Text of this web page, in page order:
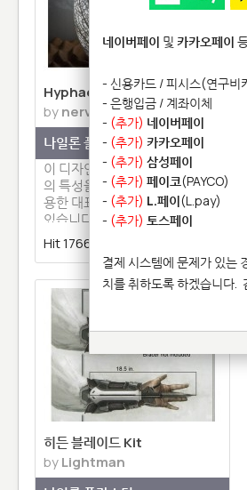
Hyphae 램프
bynervoussystem
나일론 플라스틱
이 디자인제품은 플라스틱(PA)
의 특성을 잘 이해하고 알맞게 활
용한 대표적인 디자인이라 할 수
있습니다. 사진상에서 보여지듯…
Hit 17667 |
히든 블레이드 Kit
byLightman
네이버페이 및 카카오페이
- 신용카드 / 피시스(연구비
- 은행입금 / 계좌이체
- (추가) 네이버페이
- (추가) 카카오페이
- (추가) 삼성페이
- (추가) 페이코(PAYCO)
- (추가) L.페이(L.pay)
- (추가) 토스페이
결제 시스템에 문제가 있는
치를 취하도록 하겠습니다.